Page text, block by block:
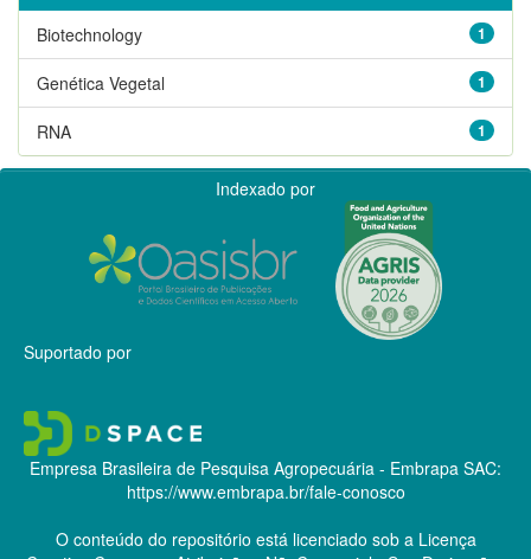
1
Biotechnology
1
Genética Vegetal
1
RNA
Indexado por
Suportado por
Empresa Brasileira de Pesquisa Agropecuária - Embrapa SAC:
https://www.embrapa.br/fale-conosco
O conteúdo do repositório está licenciado sob a Licença